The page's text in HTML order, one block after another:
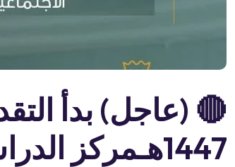
🔴 (عاجل) بدأ
1447هـمركز الدراسات والبحوث القان […]